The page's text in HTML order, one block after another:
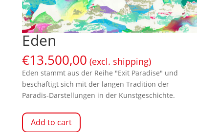
Eden
€13.500,00 (excl. shipping)
Eden stammt aus der Reihe "Exit Paradise" und
beschäftigt sich mit der langen Tradition der
Paradis-Darstellungen in der Kunstgeschichte.
Add to cart